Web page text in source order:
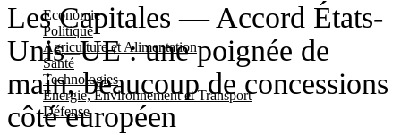
Economie
Politique
Agriculture et Alimentation
Santé
Technologies
Energie, Environnement et Transport
Défense
Les Capitales — Accord États-
Unis–UE : une poignée de
main, beaucoup de concessions
côté européen